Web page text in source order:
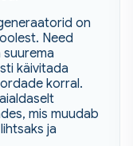
on
Need
käivitada
korral.
mis muudab
ja